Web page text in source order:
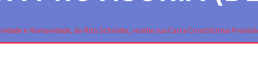
e Humanidade, do Rito Schröder, recebe sua Carta Constitutiva